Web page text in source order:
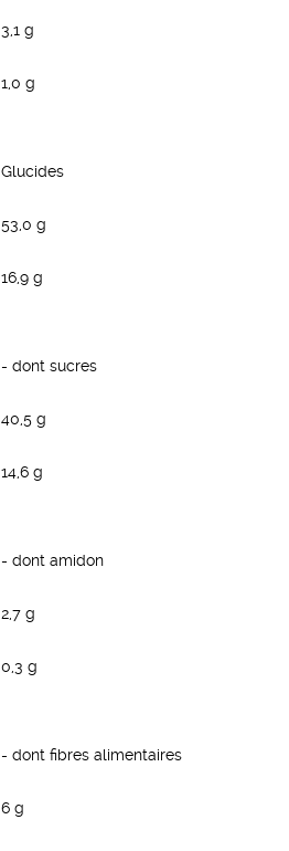
3,1 g
1,0 g
Glucides
53,0 g
16,9 g
- dont sucres
40,5 g
14,6 g
- dont amidon
2,7 g
0,3 g
- dont fibres alimentaires
6 g